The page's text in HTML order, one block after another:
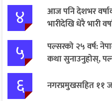
४
आज पनि देशभर
भारीदेखि धेरै भारी
५
पल्सरको २५ वर्ष:
कथा सुनाउनुहोस्,
६ नगरप्रमुखसहित ११